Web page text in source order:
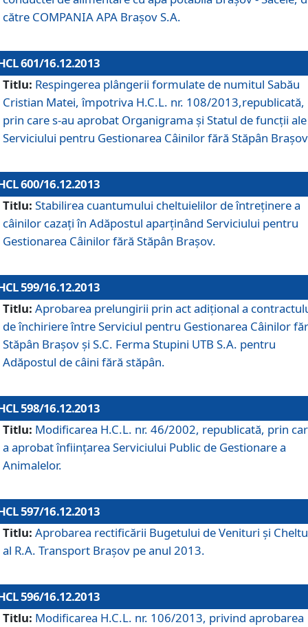
către COMPANIA APA Braşov S.A.
601/16.12.2013
Titlu: Respingerea plângerii formulate de numitul Sabău
Cristian Matei, împotriva H.C.L. nr. 108/2013,republicată,
prin care s-au aprobat Organigrama şi Statul de funcţii ale
Serviciului pentru Gestionarea Câinilor fără Stăpân
600/16.12.2013
Titlu: Stabilirea cuantumului cheltuielilor de întreţinere a
câinilor cazaţi în Adăpostul aparţinând Serviciului pentru
Gestionarea Câinilor fără Stăpân Braşov.
599/16.12.2013
Titlu: Aprobarea prelungirii prin act adiţional a
de închiriere între Serviciul pentru Gestionarea Câinilor
Stăpân Braşov şi S.C. Ferma Stupini UTB S.A. pentru
Adăpostul de câini fără stăpân.
598/16.12.2013
Titlu: Modificarea H.C.L. nr. 46/2002, republicată, prin
a aprobat înfiinţarea Serviciului Public de Gestionare a
Animalelor.
597/16.12.2013
Titlu: Aprobarea rectificării Bugetului de Venituri şi
al R.A. Transport Braşov pe anul 2013.
596/16.12.2013
Titlu: Modificarea H.C.L. nr. 106/2013, privind aprobarea